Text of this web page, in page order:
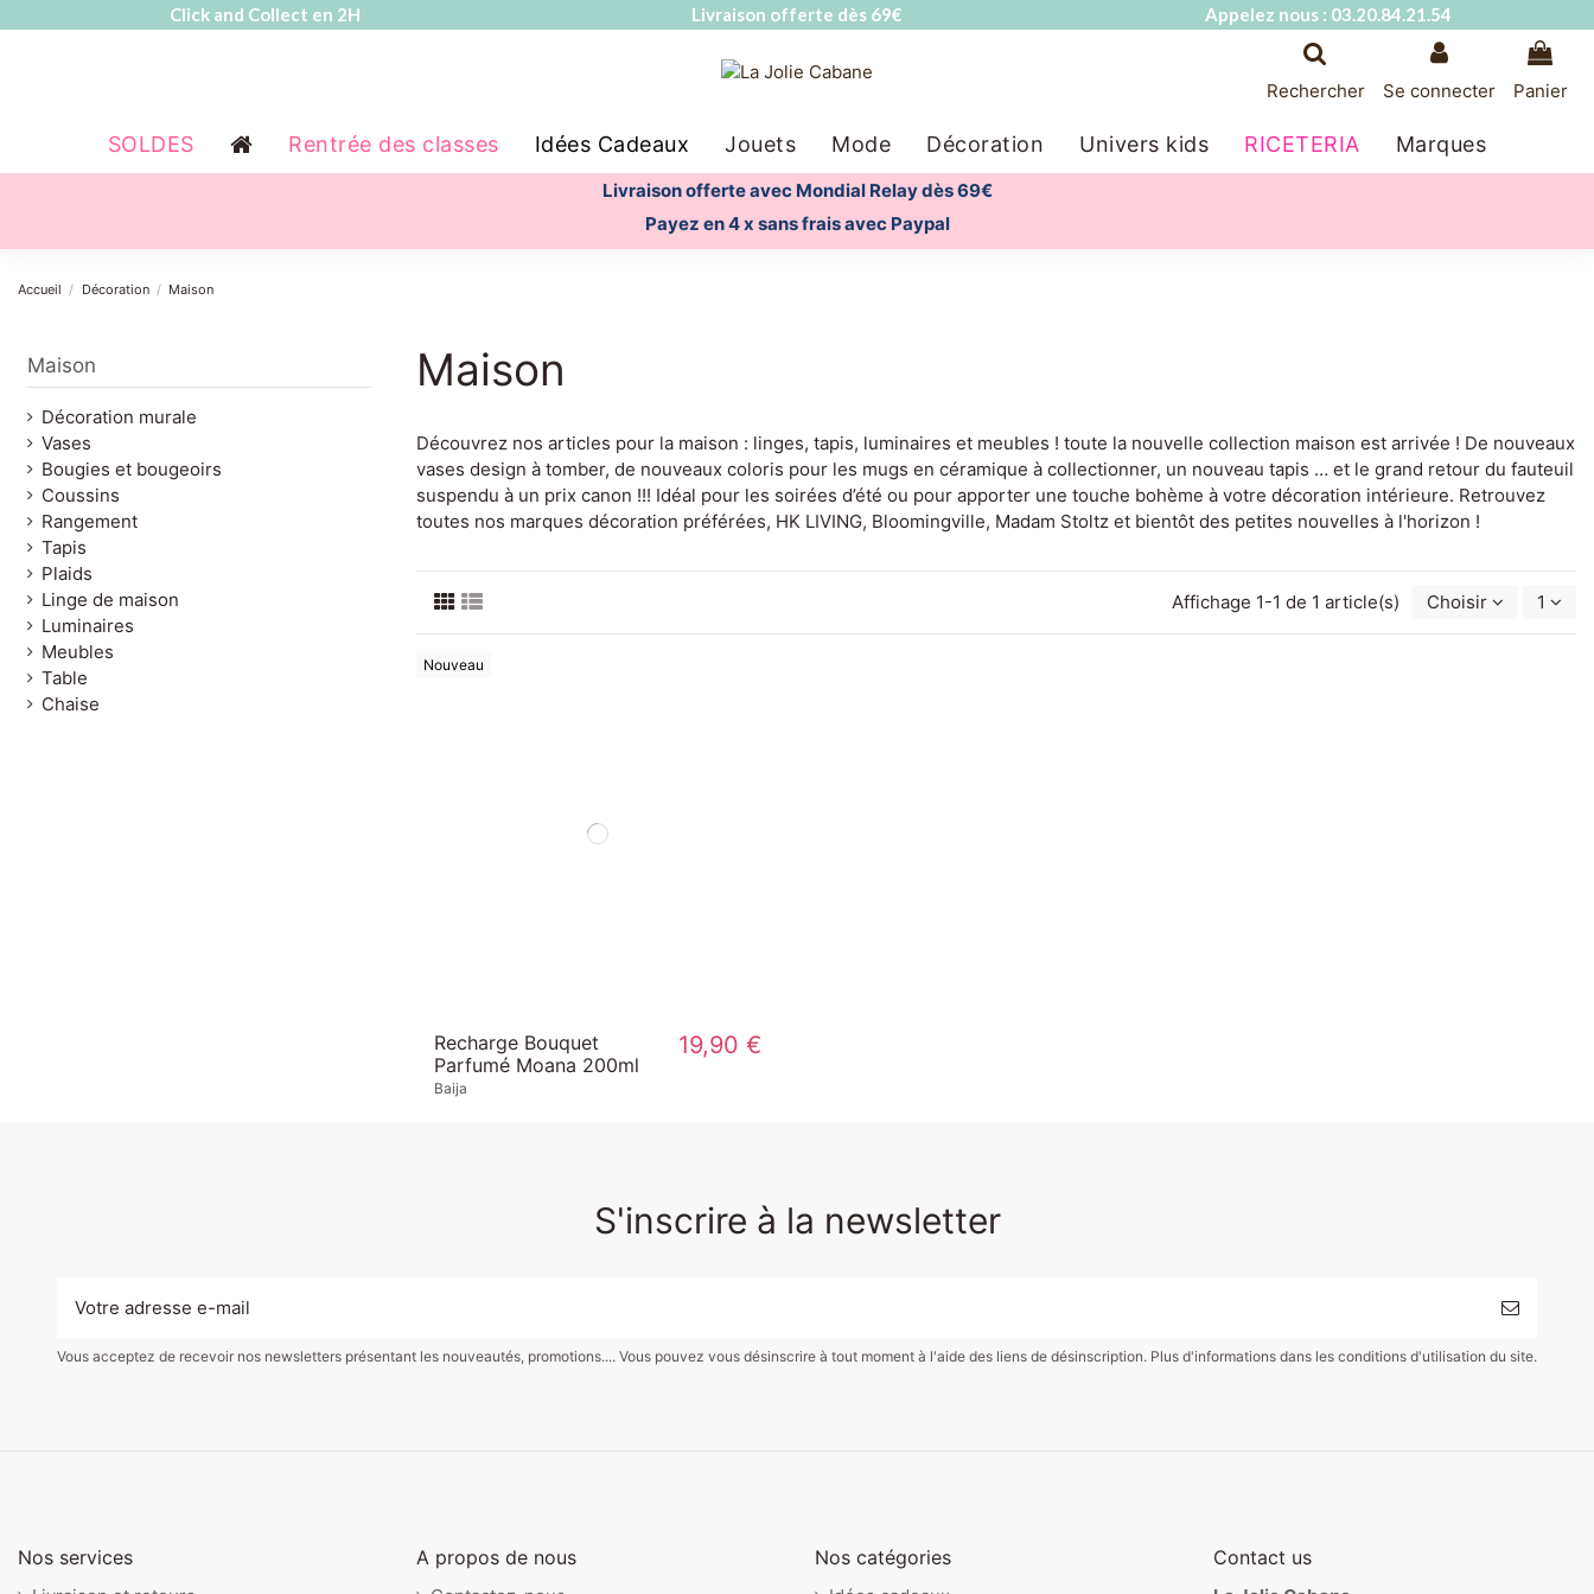
Click and Collect en 2H Livraison offerte dès 69€ Appelez nous : 03.20.84.21.54
Rechercher Se connecter Panier
SOLDES Rentrée des classes Idées Cadeaux Jouets Mode Décoration Univers kids RICETERIA Marques
Livraison offerte avec Mondial Relay dès 69€
Payez en 4 x sans frais avec Paypal
Accueil Décoration Maison
Maison
Découvrez nos articles pour la maison : linges, tapis, luminaires et meubles ! toute la nouvelle collection maison est arrivée ! De nouveaux
vases design à tomber, de nouveaux coloris pour les mugs en céramique à collectionner, un nouveau tapis … et le grand retour du fauteuil
suspendu à un prix canon !!! Idéal pour les soirées d’été ou pour apporter une touche bohème à votre décoration intérieure. Retrouvez
toutes nos marques décoration préférées, HK LIVING, Bloomingville, Madam Stoltz et bientôt des petites nouvelles à l'horizon !
Affichage 1-1 de 1 article(s) Choisir 1
Nouveau
Recharge Bouquet
Parfumé Moana 200ml
Baija
19,90 €
Maison
Décoration murale
Vases
Bougies et bougeoirs
Coussins
Rangement
Tapis
Plaids
Linge de maison
Luminaires
Meubles
Table
Chaise
S'inscrire à la newsletter
Vous acceptez de recevoir nos newsletters présentant les nouveautés, promotions.... Vous pouvez vous désinscrire à tout moment à l'aide des liens de désinscription. Plus d'informations dans les conditions d'utilisation du site.
Nos services A propos de nous Nos catégories Contact us